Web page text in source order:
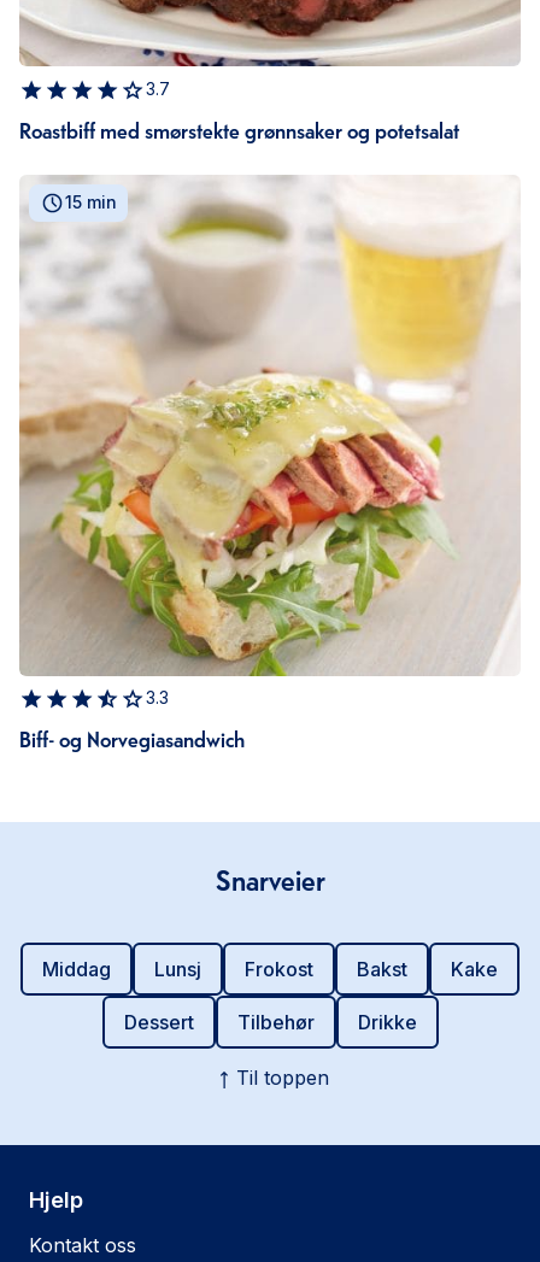
3.7
Roastbiff med smørstekte grønnsaker og potetsalat
15 min
3.3
Biff- og Norvegiasandwich
Snarveier
Middag Lunsj Frokost Bakst Kake
Dessert Tilbehør Drikke
Til toppen
Hjelp
Kontakt oss